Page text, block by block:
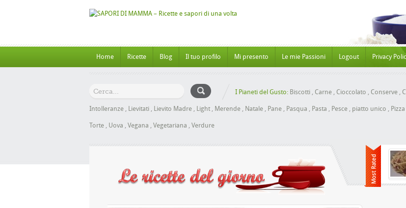
Home Ricette Blog Il tuo profilo Mi presento Le mie Passioni Logout Privacy
I Pianeti del Gusto: Biscotti , Carne , Cioccolato , Conserve ,
Intolleranze , Lievitati , Lievito Madre , Light , Merende , Natale , Pane , Pasqua , Pasta , Pesce , piatto unico , Pizza
Torte , Uova , Vegana , Vegetariana , Verdure